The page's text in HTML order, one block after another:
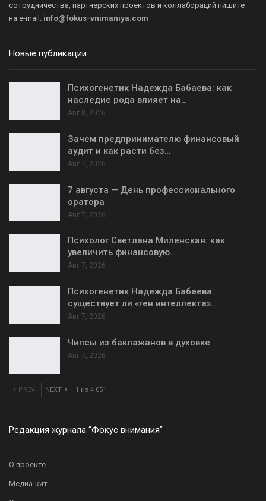
сотрудничества, партнерских проектов и коллабораций пишите
на e-mail: info@fokus-vnimaniya.com
Новые публикации
Психогенетик Надежда Бабаева: как
наследие рода влияет на…
Авг 8, 2026
Зачем предпринимателю финансовый
аудит и как расти без…
Авг 7, 2026
7 августа — День профессионального
оратора
Авг 7, 2026
Психолог Светлана Миленская: как
увеличить финансовую…
Авг 7, 2026
Психогенетик Надежда Бабаева:
существует ли «ген интеллекта»…
Авг 7, 2026
Чипсы из баклажанов в духовке
Авг 7, 2026
PREV NEXT 1 из 4 051
Редакция журнала “Фокус внимания”
О проекте
Медиа-кит